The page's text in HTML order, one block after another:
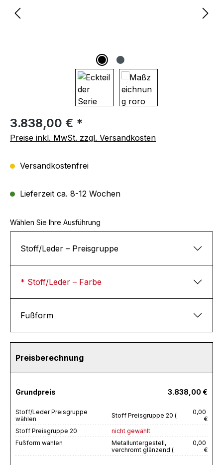
Regulärer Preis:
3.838,00 € *
Preise inkl. MwSt. zzgl. Versandkosten
Versandkostenfrei
Lieferzeit ca. 8-12 Wochen
Wählen Sie Ihre Ausführung
Stoff/Leder – Preisgruppe
* Stoff/Leder – Farbe
Fußform
Preisberechnung
Grundpreis 3.838,00 €
Stoff/Leder Preisgruppe
wählen
Stoff Preisgruppe 20 (
0,00
€
Stoff Preisgruppe 20
nicht gewählt
Fußform wählen
Metalluntergestell,
verchromt glänzend (
0,00
€